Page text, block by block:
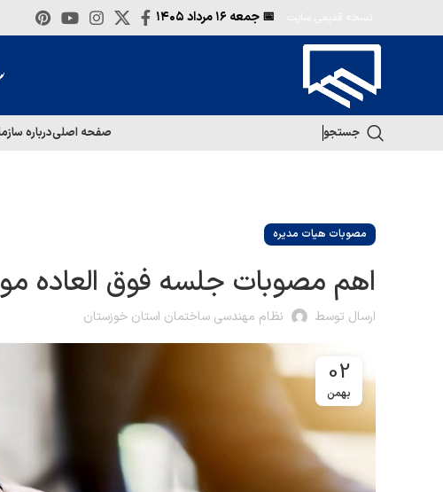
📅 جمعه
جستجو صفحه اصلیدرباره
مصوبات هیات مدیره
اهم مصوبات جلسه فوق العاده مورخ (19/آذر
ارسال توسط نظام مهندسی ساختمان استان خوزستان
02
بهمن